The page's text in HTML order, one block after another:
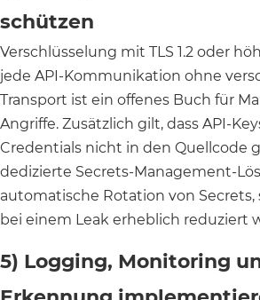
schützen
Verschlüsselung mit TLS 1.2 oder
jede API-Kommunikation ohne
Transport ist ein offenes Buch für
Angriffe. Zusätzlich gilt, dass API-
Credentials nicht in den Quellcode
dedizierte Secrets-Management-
automatische Rotation von Secrets,
bei einem Leak erheblich reduziert
5) Logging, Monitoring